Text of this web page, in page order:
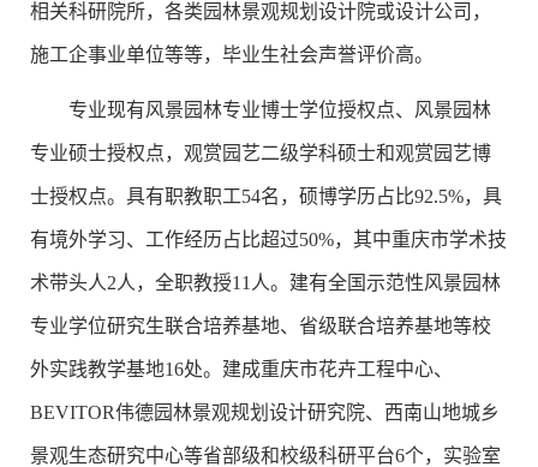
相关科研院所，各类园林景观规划设计院或设计公司，
施工企事业单位等等，毕业生社会声誉评价高。
专业现有风景园林专业博士学位授权点、风景园林
专业硕士授权点，观赏园艺二级学科硕士和观赏园艺博
士授权点。具有职教职工54名，硕博学历占比92.5%，具
有境外学习、工作经历占比超过50%，其中重庆市学术技
术带头人2人，全职教授11人。建有全国示范性风景园林
专业学位研究生联合培养基地、省级联合培养基地等校
外实践教学基地16处。建成重庆市花卉工程中心、
BEVITOR伟德园林景观规划设计研究院、西南山地城乡
景观生态研究中心等省部级和校级科研平台6个，实验室